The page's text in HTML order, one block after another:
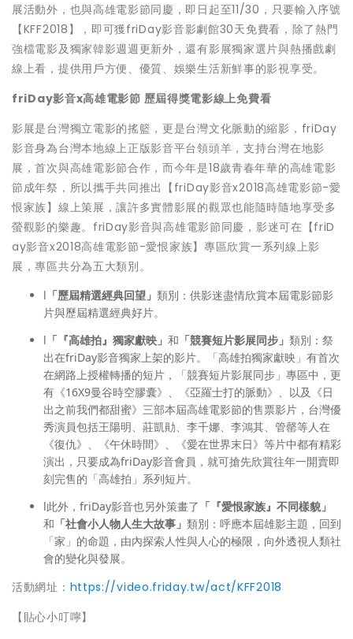
展活動外，也與高雄電影節同慶，即日起至11/30，只要輸入序號
【KFF2018】，即可獲friDay影音影劇館30天免費看，除了熱門
強檔電影及獨家韓影週週更新外，還有影展獨家選片與熱播戲劇
線上看，提供用戶方便、優質、娛樂生活新鮮事的影視享受。
friDay影音x高雄電影節 歷屆得獎電影線上免費看
影展是台灣獨立電影的搖籃，更是台灣文化脈動的縮影，friDay
影音身為台灣本地線上正版影音平台領頭羊，支持台灣在地影
展，首次與高雄電影節合作，而今年是18歲青春年華的高雄電影
節成年祭，所以攜手共同推出【friDay影音x2018高雄電影節-愛
恨家族】線上策展，讓許多實體影展的觀眾也能隨時隨地享受多
螢觀影的樂趣。friDay影音與高雄電影節同慶，影迷可在【friD
ay影音x2018高雄電影節-愛恨家族】專區欣賞一系列線上影
展，專區共分為五大類別。
l 「歷屆精選經典回望」 類別：供影迷盡情欣賞本屆電影節影
片與歷屆精選經典好片。
l 「『高雄拍』獨家獻映」 和 「競賽短片影展同步」 類別：祭
出在friDay影音獨家上架的影片。「高雄拍獨家獻映」有首次
在網路上授權轉播的短片，「競賽短片影展同步」專區中，更
有《16X9曼谷時空膠囊》、《亞羅士打的脈動》、以及《日
出之前我們都甜蜜》三部本屆高雄電影節的售票影片，台灣優
秀演員包括王陽明、莊凱勛、李千娜、李鴻其、管罄等人在
《復仇》、《午休時間》、《愛在世界末日》等片中都有精彩
演出，只要成為friDay影音會員，就可搶先欣賞往年一開賣即
刻完售的「高雄拍」系列短片。
l此外，friDay影音也另外策畫了 「『愛恨家族』不同樣貌」
和 「社會小人物人生大故事」 類別：呼應本屆雄影主題，回到
「家」的命題，由內探索人性與人心的極限，向外透視人類社
會的變化與發展。
活動網址： https://video.friday.tw/act/KFF2018
【貼心小叮嚀】